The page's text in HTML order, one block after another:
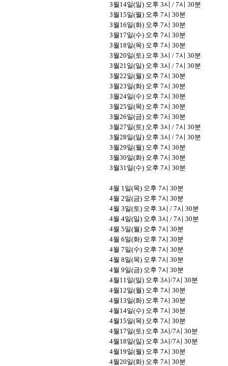
3월 14일(일) 오후 3시 / 7시 30분
3월 15일(월) 오후 7시 30분
3월 16일(화) 오후 7시 30분
3월 17일(수) 오후 7시 30분
3월 18일(목) 오후 7시 30분
3월20일(토) 오후 3시 / 7시 30분
3월21일(일) 오후 3시 / 7시 30분
3월22일(월) 오후 7시 30분
3월23일(화) 오후 7시 30분
3월24일(수) 오후 7시 30분
3월25일(목) 오후 7시 30분
3월26일(금) 오후 7시 30분
3월27일(토) 오후 3시 / 7시 30분
3월28일(일) 오후 3시 / 7시 30분
3월29일(월) 오후 7시 30분
3월30일(화) 오후 7시 30분
3월31일(수) 오후 7시 30분
4월 1일(목) 오후 7시 30분
4월 2일(금) 오후 7시 30분
4월 3일(토) 오후 3시 / 7시 30분
4월 4일(일) 오후 3시 / 7시 30분
4월 5일(월) 오후 7시 30분
4월 6일(화) 오후 7시 30분
4월 7일(수) 오후 7시 30분
4월 8일(목) 오후 7시 30분
4월 9일(금) 오후 7시 30분
4월 11일(일) 오후 3시/7시 30분
4월 12일(월) 오후 7시 30분
4월 13일(화) 오후 7시 30분
4월 14일(수) 오후 7시 30분
4월 15일(목) 오후 7시 30분
4월 17일(토) 오후 3시/7시 30분
4월 18일(일) 오후 3시/7시 30분
4월 19일(월) 오후 7시 30분
4월20일(화) 오후 7시 30분